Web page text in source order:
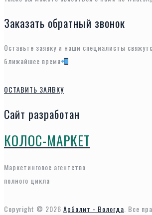
Заказать обратный звонок
Оставьте заявку и наши специалисты
ближайшее время
ОСТАВИТЬ ЗАЯВКУ
Сайт разработан
КОЛОС-МАРКЕТ
Маркетинговое агентство
полного цикла
Copyright © 2026 Арболит - Вологда. Все